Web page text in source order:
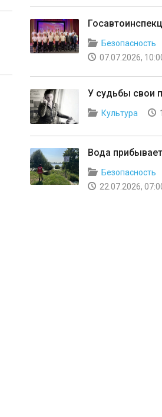
Безопасность
07.07.2026,
У судьбы свои
Культура
Вода
Безопасность
22.07.2026,